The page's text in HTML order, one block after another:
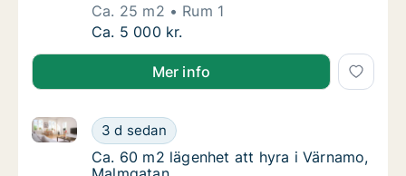
Ca. 25 m2
Rum 1
Ca. 25 m2 lägenhet att hyra i Värnamo,
Ca. 5 000 kr.
Mer info
Ca. 60 m2 lägenhet att hyra i Värnamo,
3 d sedan
Ca. 60 m2 lägenhet att hyra i Värnamo, Malmgatan
Ca. 60 m2 lägenhet att hyra i Värnamo,
Ca. 60 m2 lägenhet att hyra i Värnamo,